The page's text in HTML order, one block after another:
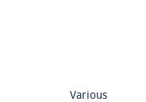
Various